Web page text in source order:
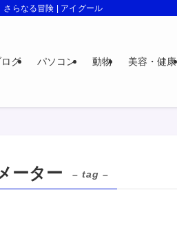
らなる冒険 | アイグール
ログ パソコン 動物 美容・健康
ーター – tag –